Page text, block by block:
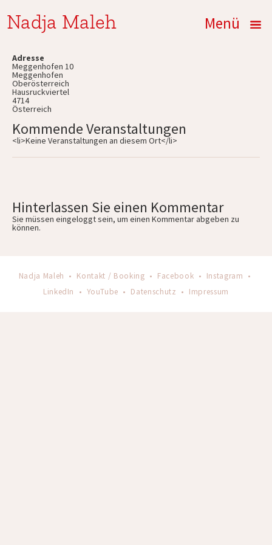
Nadja Maleh Menü
Adresse
Meggenhofen 10
Meggenhofen
Oberösterreich
Hausruckviertel
4714
Österreich
Kommende Veranstaltungen
<li>Keine Veranstaltungen an diesem Ort</li>
Hinterlassen Sie einen Kommentar
Sie müssen eingeloggtsein, um einen Kommentar abgeben zu
können.
Nadja Maleh • Kontakt / Booking • Facebook • Instagram •
LinkedIn
• YouTube • Datenschutz • Impressum